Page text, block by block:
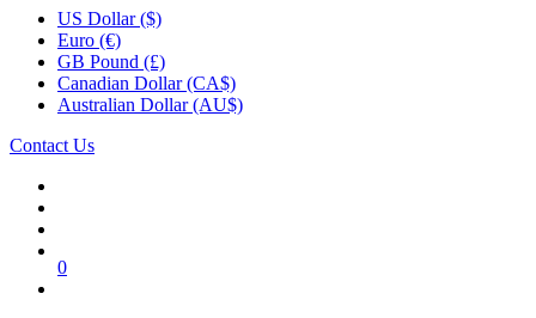
US Dollar ($)
Euro (€)
GB Pound (£)
Canadian Dollar (CA$)
Australian Dollar (AU$)
Contact Us
0